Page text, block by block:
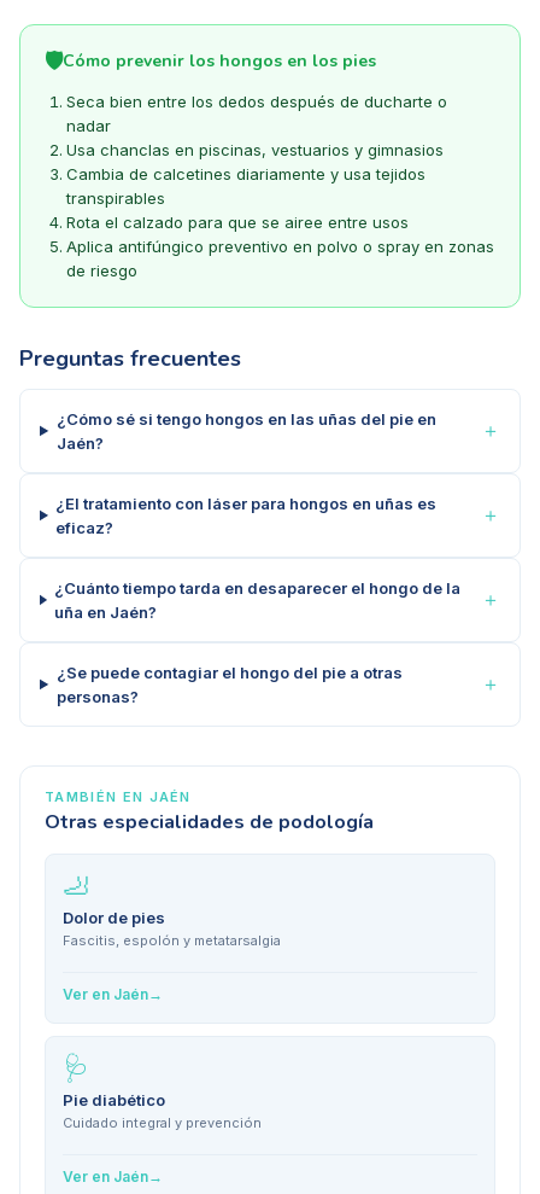
🛡️Cómo prevenir los hongos en los pies
Seca bien entre los dedos después de ducharte o
nadar
Usa chanclas en piscinas, vestuarios y gimnasios
Cambia de calcetines diariamente y usa tejidos
transpirables
Rota el calzado para que se airee entre usos
Aplica antifúngico preventivo en polvo o spray en zonas
de riesgo
Preguntas frecuentes
¿Cómo sé si tengo hongos en las uñas del pie en
Jaén?
＋
¿El tratamiento con láser para hongos en uñas es
eficaz?
＋
¿Cuánto tiempo tarda en desaparecer el hongo de la
uña en Jaén?
＋
¿Se puede contagiar el hongo del pie a otras
personas?
＋
TAMBIÉN EN JAÉN
Otras especialidades de podología
🦶
Dolor de pies
Fascitis, espolón y metatarsalgia
Ver en Jaén→
🩺
Pie diabético
Cuidado integral y prevención
Ver en Jaén→